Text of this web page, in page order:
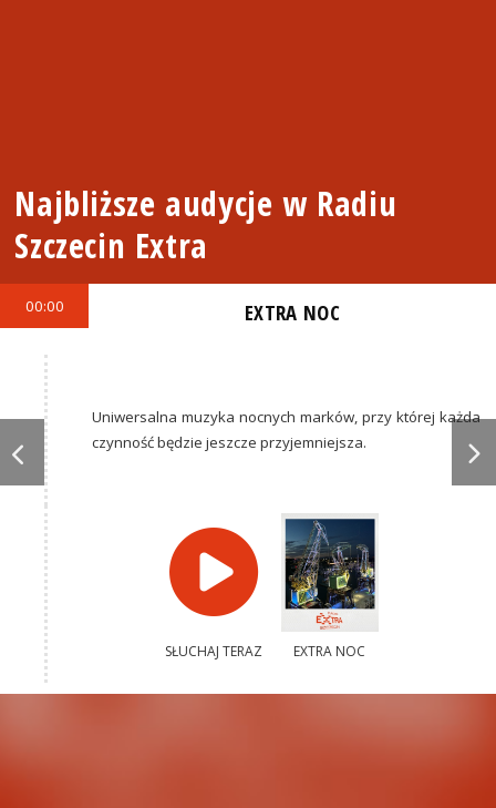
Najbliższe audycje w Radiu
Szczecin Extra
00:00 EXTRA NOC
Uniwersalna muzyka nocnych marków, przy której każda
czynność będzie jeszcze przyjemniejsza.
SŁUCHAJ TERAZ EXTRA NOC